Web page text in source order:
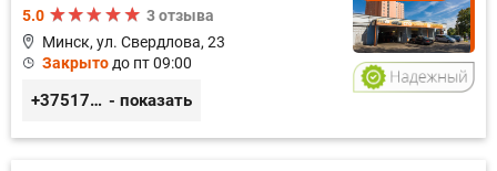
5.0
3 отзыва
Минск, ул. Свердлова, 23
Закрыто до пт 09:00
+375173212443 - показать